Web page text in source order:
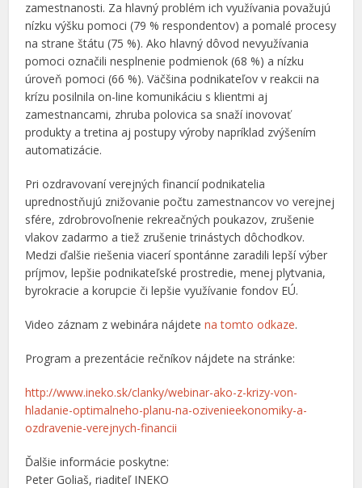
zamestnanosti. Za hlavný problém ich využívania považujú
nízku výšku pomoci (79 % respondentov) a pomalé procesy
na strane štátu (75 %). Ako hlavný dôvod nevyužívania
pomoci označili nesplnenie podmienok (68 %) a nízku
úroveň pomoci (66 %). Väčšina podnikateľov v reakcii na
krízu posilnila on-line komunikáciu s klientmi aj
zamestnancami, zhruba polovica sa snaží inovovať
produkty a tretina aj postupy výroby napríklad zvýšením
automatizácie.
Pri ozdravovaní verejných financií podnikatelia
uprednostňujú znižovanie počtu zamestnancov vo verejnej
sfére, zdrobrovoľnenie rekreačných poukazov, zrušenie
vlakov zadarmo a tiež zrušenie trinástych dôchodkov.
Medzi ďalšie riešenia viacerí spontánne zaradili lepší výber
príjmov, lepšie podnikateľské prostredie, menej plytvania,
byrokracie a korupcie či lepšie využívanie fondov EÚ.
Video záznam z webinára nájdetena tomto odkaze.
Program a prezentácie rečníkov nájdete na stránke:
http://www.ineko.sk/clanky/webinar-ako-z-krizy-von-
hladanie-optimalneho-planu-na-ozivenieekonomiky-a-
ozdravenie-verejnych-financii
Ďalšie informácie poskytne:
Peter Goliaš, riaditeľ INEKO